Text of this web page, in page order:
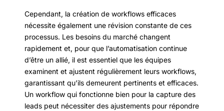
Cependant, la création de workflows efficaces
nécessite également une révision constante de ces
processus. Les besoins du marché changent
rapidement et, pour que l’automatisation continue
d’être un allié, il est essentiel que les équipes
examinent et ajustent régulièrement leurs workflows,
garantissant qu’ils demeurent pertinents et efficaces.
Un workflow qui fonctionne bien pour la capture des
leads peut nécessiter des ajustements pour répondre